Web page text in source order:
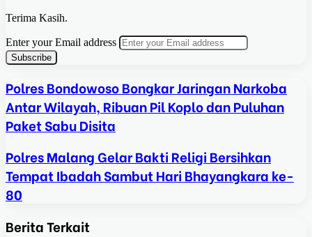
Terima Kasih.
Enter your Email address
Polres Bondowoso Bongkar Jaringan Narkoba
Antar Wilayah, Ribuan Pil Koplo dan Puluhan
Paket Sabu Disita
Polres Malang Gelar Bakti Religi Bersihkan
Tempat Ibadah Sambut Hari Bhayangkara ke-
80
Berita Terkait